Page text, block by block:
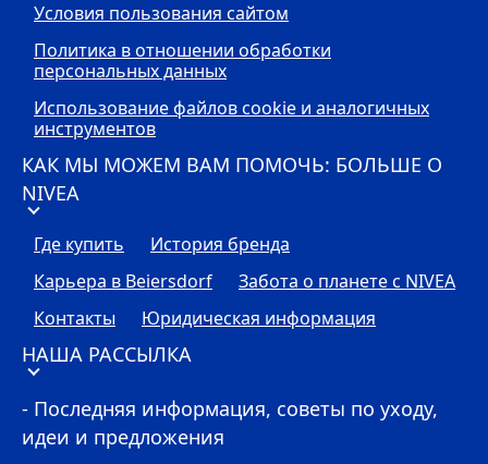
Условия пользования сайтом
Политика в отношении обработки
персональных данных
Использование файлов cookie и аналогичных
инструментов
КАК МЫ МОЖЕМ ВАМ ПОМОЧЬ: БОЛЬШЕ О
NIVEA
Где купить
История бренда
Карьера в Beiersdorf
Забота о планете с NIVEA
Контакты
Юридическая информация
НАША РАССЫЛКА
- Последняя информация, советы по уходу,
идеи и предложения